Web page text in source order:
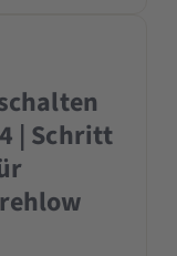
| Schritt